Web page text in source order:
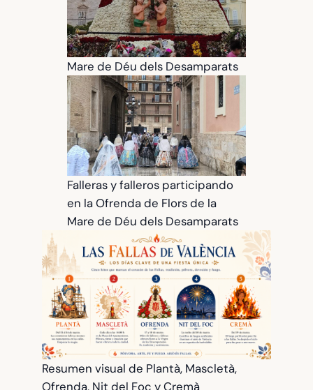
Mare de Déu dels Desamparats
Falleras y falleros participando
en la Ofrenda de Flors de la
Mare de Déu dels Desamparats
Resumen visual de Plantà, Mascletà,
Ofrenda, Nit del Foc y Cremà